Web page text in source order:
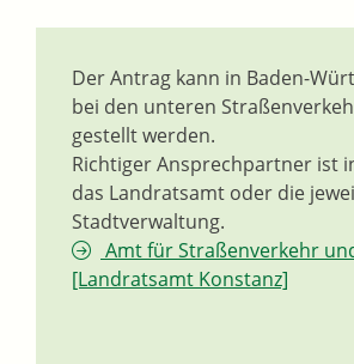
Der Antrag kann in Baden-
bei den unteren
gestellt werden.
Richtiger Ansprechpartner ist
das Landratsamt oder die
Stadtverwaltung.
Amt für Straßenverkehr
[Landratsamt Konstanz]